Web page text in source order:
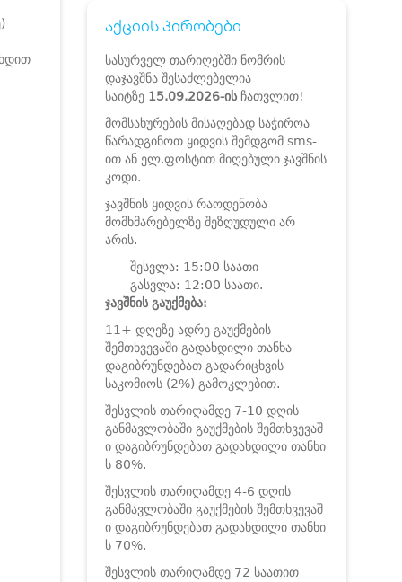
აქციის პირობები
სასურველ თარიღებში ნომრის
დაჯავშნა შესაძლებელია
საიტზე 15.09.2026-ის ჩათვლით!
მომსახურების მისაღებად საჭიროა
წარადგინოთ ყიდვის შემდგომ sms-
ით ან ელ.ფოსტით მიღებული ჯავშნის
კოდი.
ჯავშნის ყიდვის რაოდენობა
მომხმარებელზე შეზღუდული არ
არის.
შესვლა: 15:00 საათი
გასვლა: 12:00 საათი.
ჯავშნის გაუქმება:
11+ დღეზე ადრე გაუქმების
შემთხვევაში გადახდილი თანხა
დაგიბრუნდებათ გადარიცხვის
საკომიოს (2%) გამოკლებით.
შესვლის თარიღამდე 7-10 დღის
განმავლობაში გაუქმების შემთხვევაშ
ი დაგიბრუნდებათ გადახდილი თანხი
ს 80%.
შესვლის თარიღამდე 4-6 დღის
განმავლობაში გაუქმების შემთხვევაშ
ი დაგიბრუნდებათ გადახდილი თანხი
ს 70%.
შესვლის თარიღამდე 72 საათით